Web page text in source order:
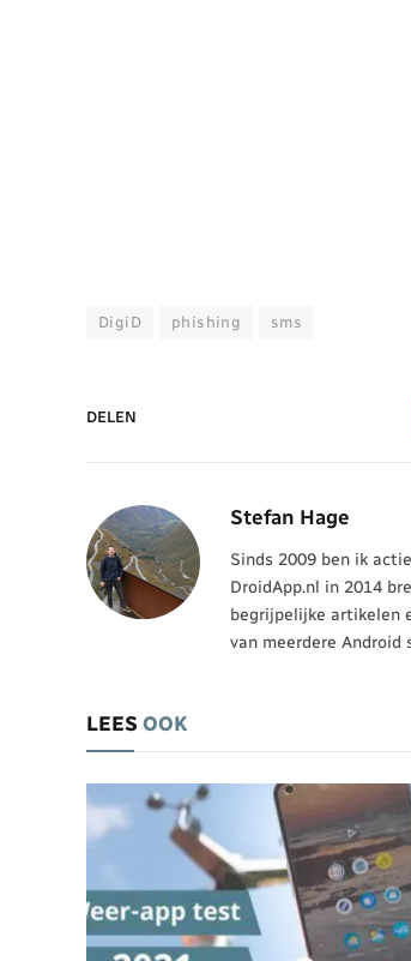
DigiD phishing sms
DELEN
Stefan Hage
Sinds 2009 ben ik
DroidApp.nl in 2014
begrijpelijke artikelen
van meerdere Android
LEES OOK